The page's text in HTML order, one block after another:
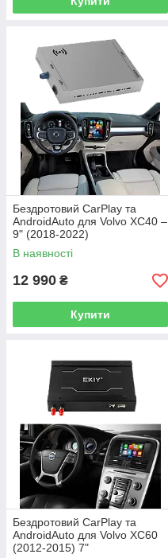
Бездротовий CarPlay та
AndroidAuto для Volvo XC40 –
9" (2018-2022)
В наявності
12 990 ₴
Купити
Бездротовий CarPlay та
AndroidAuto для Volvo XC60
(2012-2015) 7"